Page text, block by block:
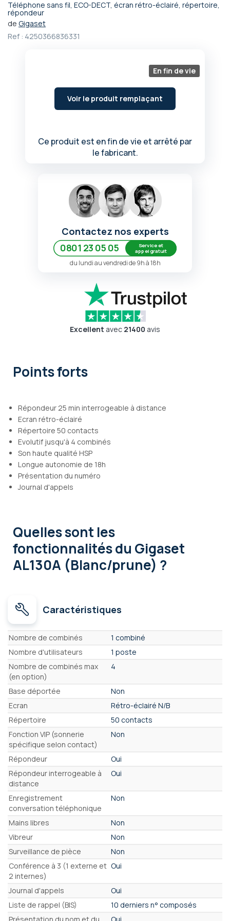
Téléphone sans fil, ECO-DECT, écran rétro-éclairé, répertoire,
répondeur
de Gigaset
Ref : 4250366836331
En fin de vie
Voir le produit remplaçant
Ce produit est en fin de vie et arrêté par
le fabricant.
Passer
au
début
de
Contactez nos experts
0801 23 05 05
Service et
appel gratuit
du lundi au vendredi de 9h à 18h
Excellent avec 21400 avis
Points forts
Répondeur 25 min interrogeable à distance
Ecran rétro-éclairé
Répertoire 50 contacts
Evolutif jusqu'à 4 combinés
Son haute qualité HSP
Longue autonomie de 18h
Présentation du numéro
Journal d'appels
Quelles sont les
fonctionnalitésdu Gigaset
AL130A (Blanc/prune) ?
Caractéristiques
Caractéristiques
Nombre de combinés
1 combiné
Nombre d'utilisateurs
1 poste
Nombre de combinés max
(en option)
4
Base déportée
Non
Ecran
Rétro-éclairé N/B
Répertoire
50 contacts
Fonction VIP (sonnerie
spécifique selon contact)
Non
Répondeur
Oui
Répondeur interrogeable à
distance
Oui
Enregistrement
conversation téléphonique
Non
Mains libres
Non
Vibreur
Non
Surveillance de pièce
Non
Conférence à 3 (1 externe et
2 internes)
Oui
Journal d'appels
Oui
Liste de rappel (BIS)
10 derniers n° composés